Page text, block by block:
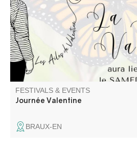
journée dédiée à Valentine, petite
d’épidermolyse bulleuse.
FESTIVALS & EVENTS
Journée Valentine
BRAUX-EN